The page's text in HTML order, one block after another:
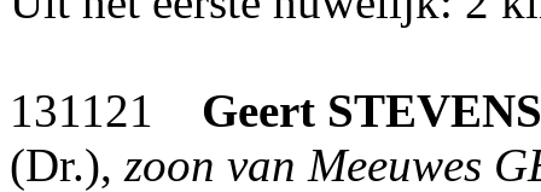
131121 Geert STEVENS
(Dr.), zoon van Meeuwes